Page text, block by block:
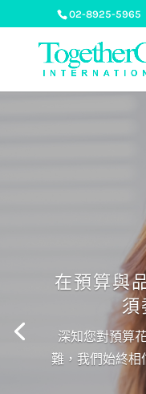
02-8925-5965
在預算與
須
深知您對預算
難，我們始終